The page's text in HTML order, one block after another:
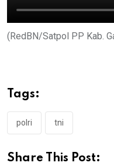
(RedBN/Satpol PP Kab.
Tags:
polri tni
Share This Post: